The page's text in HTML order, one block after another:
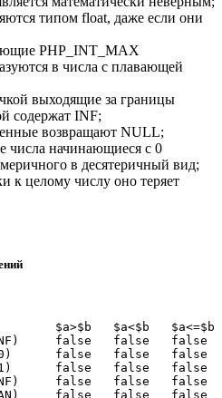
типом float, даже если они
PHP_INT_MAX
в числа с плавающей
выходящие за границы
содержат INF;
возвращают NULL;
числа начинающиеся с 0
в десятеричный вид;
к целому числу оно теряет
$a>$b   $a<$b
false   false
false   false
false   false
false   false
false   false